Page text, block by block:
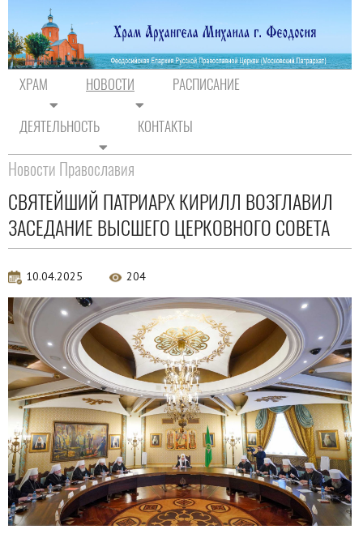
ХРАМ НОВОСТИ РАСПИСАНИЕ
ДЕЯТЕЛЬНОСТЬ КОНТАКТЫ
Новости Православия
СВЯТЕЙШИЙ ПАТРИАРХ КИРИЛЛ ВОЗГЛАВИЛ
ЗАСЕДАНИЕ ВЫСШЕГО ЦЕРКОВНОГО СОВЕТА
10.04.2025 204